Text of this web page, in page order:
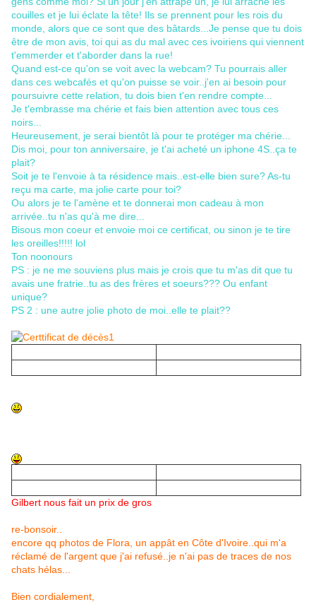
couilles et je lui éclate la tête! Ils se prennent pour les rois du
monde, alors que ce sont que des bâtards...Je pense que tu dois
être de mon avis, toi qui as du mal avec ces ivoiriens qui viennent
t'emmerder et t'aborder dans la rue!
Quand est-ce qu'on se voit avec la webcam? Tu pourrais aller
dans ces webcafés et qu'on puisse se voir..j'en ai besoin pour
poursuivre cette relation, tu dois bien t'en rendre compte...
Je t'embrasse ma chérie et fais bien attention avec tous ces
noirs...
Heureusement, je serai bientôt là pour te protéger ma chérie...
Dis moi, pour ton anniversaire, je t'ai acheté un iphone 4S..ça te
plait?
Soit je te l'envoie à ta résidence mais..est-elle bien sure? As-tu
reçu ma carte, ma jolie carte pour toi?
Ou alors je te l'amène et te donnerai mon cadeau à mon
arrivée..tu n'as qu'à me dire...
Bisous mon coeur et envoie moi ce certificat, ou sinon je te tire
les oreilles!!!!! lol
Ton noonours
PS : je ne me souviens plus mais je crois que tu m'as dit que tu
avais une fratrie..tu as des frères et soeurs??? Ou enfant
unique?
PS 2 : une autre jolie photo de moi..elle te plait??
Gilbert nous fait un prix de gros
re-bonsoir..
encore qq photos de Flora, un appât en Côte d'Ivoire..qui m'a
réclamé de l'argent que j'ai refusé..je n'ai pas de traces de nos
chats hélas...
Bien cordialement,